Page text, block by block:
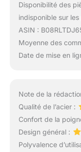
Disponibilité des
indisponible sur
ASIN :
Moyenne des
Date de mise en
Note de la
Qualité de l’acier :
Confort de la
Design général :
Polyvalence